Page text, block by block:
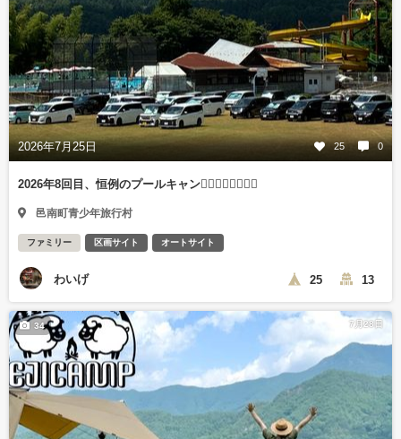
2026年7月25日 25 0
2026年8回目、恒例のプールキャン🏊‍♂️🏊‍♂️🏊‍♀️🏊‍♀️
邑南町青少年旅行村
ファミリー 区画サイト オートサイト
わいげ 25 13
7月28日
34